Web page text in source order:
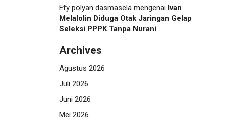
Efy polyan dasmasela mengenai Ivan
Melalolin Diduga Otak Jaringan Gelap
Seleksi PPPK Tanpa Nurani
Archives
Agustus 2026
Juli 2026
Juni 2026
Mei 2026